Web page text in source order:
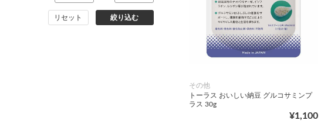
小動物・鳥フード
リセット 絞り込む
その他
トーラス おいしい納豆 グルコサミンプ
ラス 30g
¥1,100